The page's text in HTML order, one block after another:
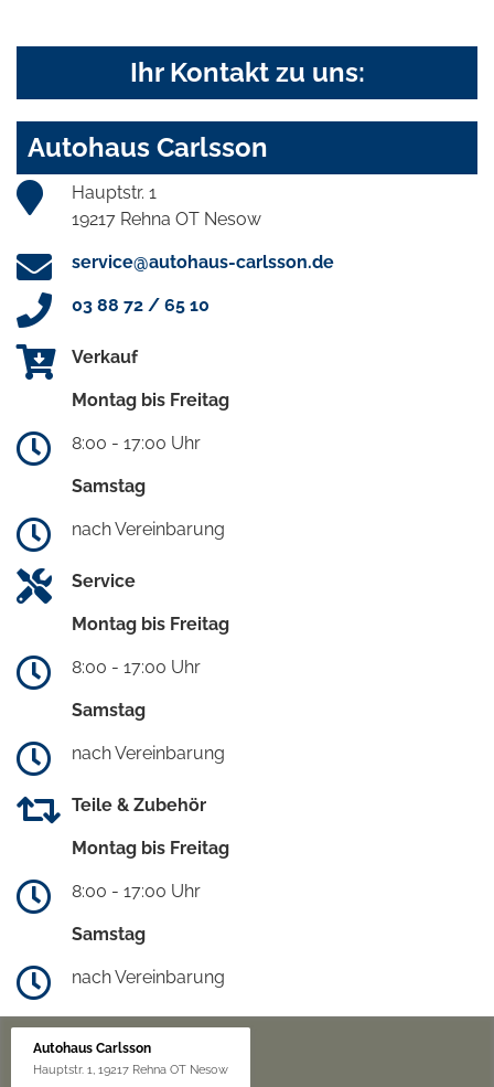
Ihr Kontakt zu uns:
Autohaus Carlsson
Hauptstr. 1
19217 Rehna OT Nesow
service@autohaus-carlsson.de
03 88 72 / 65 10
Verkauf
Montag bis Freitag
8:00 - 17:00 Uhr
Samstag
nach Vereinbarung
Service
Montag bis Freitag
8:00 - 17:00 Uhr
Samstag
nach Vereinbarung
Teile & Zubehör
Montag bis Freitag
8:00 - 17:00 Uhr
Samstag
nach Vereinbarung
Autohaus Carlsson
Hauptstr. 1, 19217 Rehna OT Nesow